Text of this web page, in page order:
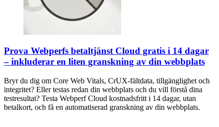
Prova Webperfs betaltjänst Cloud gratis i 14 dagar
– inkluderar en liten granskning av din webbplats
Bryr du dig om Core Web Vitals, CrUX-fältdata, tillgänglighet och
integritet? Eller testas redan din webbplats och du vill förstå dina
testresultat? Testa Webperf Cloud kostnadsfritt i 14 dagar, utan
betalkort, och få en automatiserad granskning av din webbplats.